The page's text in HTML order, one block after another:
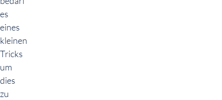
es
eines
kleinen
Tricks
um
dies
zu